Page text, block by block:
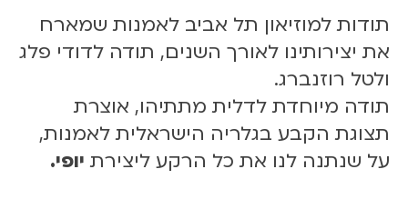
תודות למוזיאון תל אביב לאמנות שמארח
את יצירותינו לאורך השנים, תודה לדודי פלג
ולטל רוזנברג.
תודה מיוחדת לדלית מתתיהו, אוצרת
תצוגת הקבע בגלריה הישראלית לאמנות,
על שנתנה לנו את כל הרקע ליצירת יופי.